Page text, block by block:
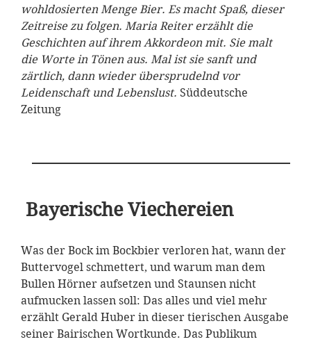
wohldosierten Menge Bier. Es macht Spaß, dieser
Zeitreise zu folgen. Maria Reiter erzählt die
Geschichten auf ihrem Akkordeon mit. Sie malt
die Worte in Tönen aus. Mal ist sie sanft und
zärtlich, dann wieder übersprudelnd vor
Leidenschaft und Lebenslust. Süddeutsche
Zeitung
Bayerische Viechereien
Was der Bock im Bockbier verloren hat, wann der
Buttervogel schmettert, und warum man dem
Bullen Hörner aufsetzen und Staunsen nicht
aufmucken lassen soll: Das alles und viel mehr
erzählt Gerald Huber in dieser tierischen Ausgabe
seiner Bairischen Wortkunde. Das Publikum